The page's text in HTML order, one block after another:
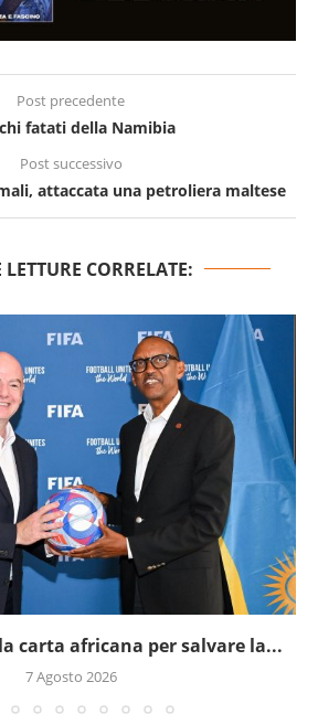
Post precedente
fatati della Namibia
Post successivo
attaccata una petroliera maltese
LETTURE CORRELATE:
carta africana per salvare la...
7 Agosto 2026